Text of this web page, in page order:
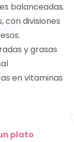
balanceadas.
con divisiones
y grasas
en vitaminas
plato